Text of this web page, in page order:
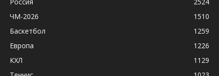
ЧМ-2026
1510
Баскетбол
1259
Европа
1226
КХЛ
1129